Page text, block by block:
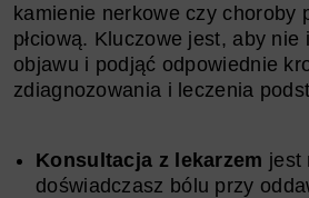
kamienie nerkowe czy choroby
płciową. Kluczowe jest, aby nie
objawu i podjąć odpowiednie
zdiagnozowania i leczenia
Konsultacja z lekarzem jest
doświadczasz bólu przy